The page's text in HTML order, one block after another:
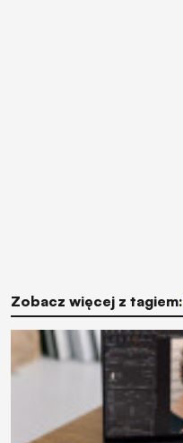
Zobacz więcej z tagiem: